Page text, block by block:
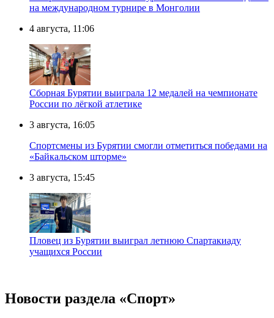
на международном турнире в Монголии
4 августа, 11:06
Сборная Бурятии выиграла 12 медалей на чемпионате
России по лёгкой атлетике
3 августа, 16:05
Спортсмены из Бурятии смогли отметиться победами на
«Байкальском шторме»
3 августа, 15:45
Пловец из Бурятии выиграл летнюю Спартакиаду
учащихся России
Новости раздела «Cпорт»